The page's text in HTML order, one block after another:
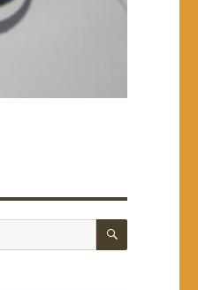
SUCHEN